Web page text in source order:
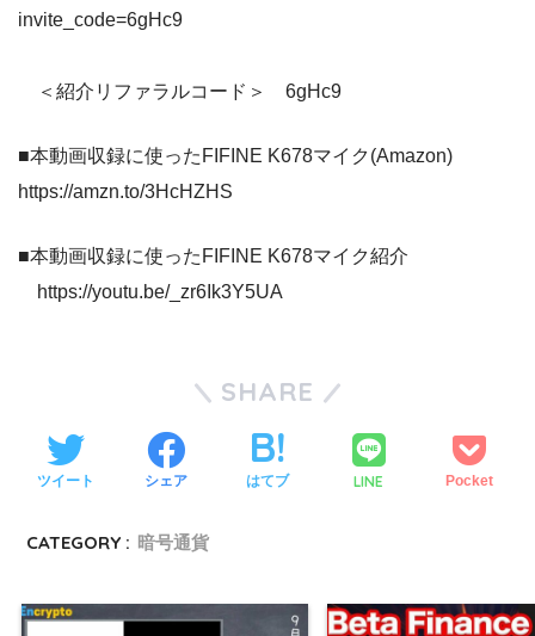
invite_code=6gHc9
＜紹介リファラルコード＞ 6gHc9
■本動画収録に使ったFIFINE K678マイク(Amazon)
https://amzn.to/3HcHZHS
■本動画収録に使ったFIFINE K678マイク紹介
https://youtu.be/_zr6Ik3Y5UA
SHARE
ツイート シェア はてブ LINE Pocket
CATEGORY : 暗号通貨